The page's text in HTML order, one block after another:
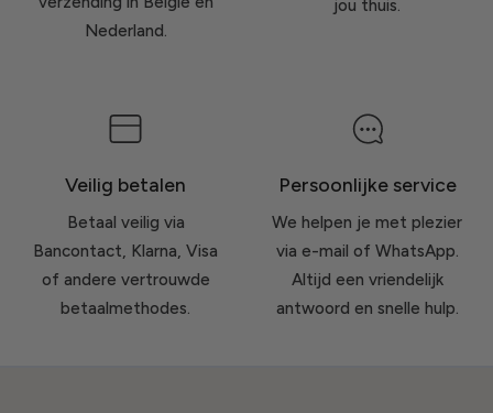
Nederland.
jou thuis.
Veilig betalen
Betaal veilig via
Bancontact, Klarna, Visa
of andere vertrouwde
betaalmethodes.
Persoonlijke service
We helpen je met plezier
via e-mail of WhatsApp.
Altijd een vriendelijk
antwoord en snelle hulp.